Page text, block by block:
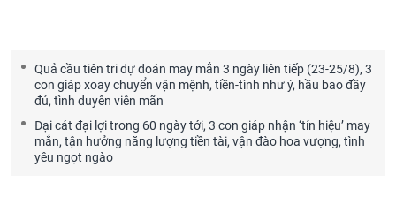
Quả cầu tiên tri dự đoán may mắn 3 ngày liên tiếp (23-25/8), 3
con giáp xoay chuyển vận mệnh, tiền-tình như ý, hầu bao đầy
đủ, tình duyên viên mãn
Đại cát đại lợi trong 60 ngày tới, 3 con giáp nhận ‘tín hiệu’ may
mắn, tận hưởng năng lượng tiền tài, vận đào hoa vượng, tình
yêu ngọt ngào